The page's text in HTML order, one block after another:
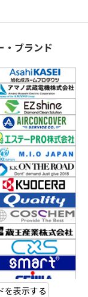
・ブランド
を表示する